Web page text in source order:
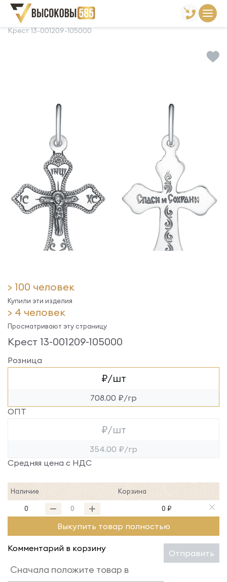
Главная Склад готовой продукции
Крест 13-001209-105000
> 100 человек
Купили эти изделия
> 4 человек
Просматривают эту страницу
Крест 13-001209-105000
Розница
₽/шт
708.00 ₽/гр
ОПТ
₽/шт
354.00 ₽/гр
Средняя цена с НДС
Наличие Корзина
0 0 ₽
Выкупить товар полностью
Комментарий в корзину Отправить